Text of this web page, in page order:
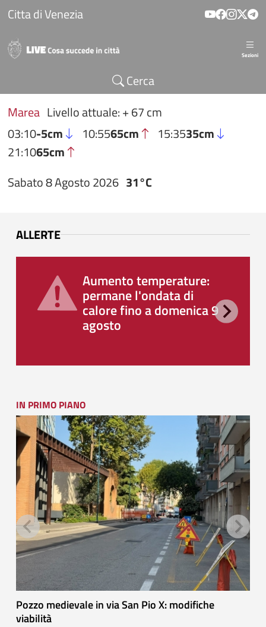
Salta al contenuto principale
Citta di Venezia
Sezioni
Cerca
Marea Livello attuale: + 67 cm
03:10-5cm 10:5565cm 15:3535cm
21:1065cm
Sabato 8 Agosto 2026 31°C
ALLERTE
Aumento temperature:
permane l'ondata di
calore fino a domenica 9
agosto
IN PRIMO PIANO
Pozzo medievale in via San Pio X: modifiche
viabilità